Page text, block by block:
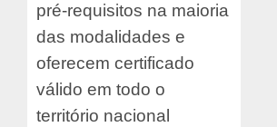
pré-requisitos na maioria
das modalidades e
oferecem certificado
válido em todo o
território nacional